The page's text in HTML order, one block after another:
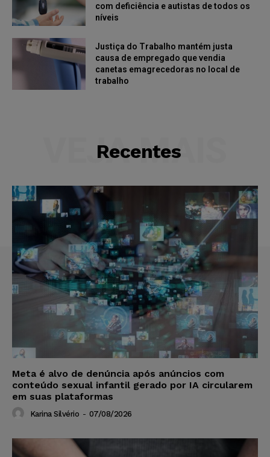
com deficiência e autistas de todos os
níveis
Justiça do Trabalho mantém justa
causa de empregado que vendia
canetas emagrecedoras no local de
trabalho
Recentes
VEJA MAIS
Meta é alvo de denúncia após anúncios com
conteúdo sexual infantil gerado por IA circularem
em suas plataformas
Karina Silvério - 07/08/2026